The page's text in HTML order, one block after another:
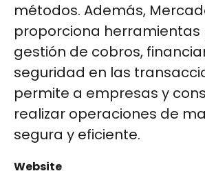
métodos. Además,
proporciona herramientas
gestión de cobros,
seguridad en las
permite a empresas y
realizar operaciones de
segura y eficiente.
Website